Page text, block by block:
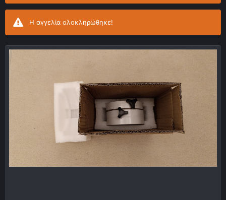
Η αγγελία ολοκληρώθηκε!